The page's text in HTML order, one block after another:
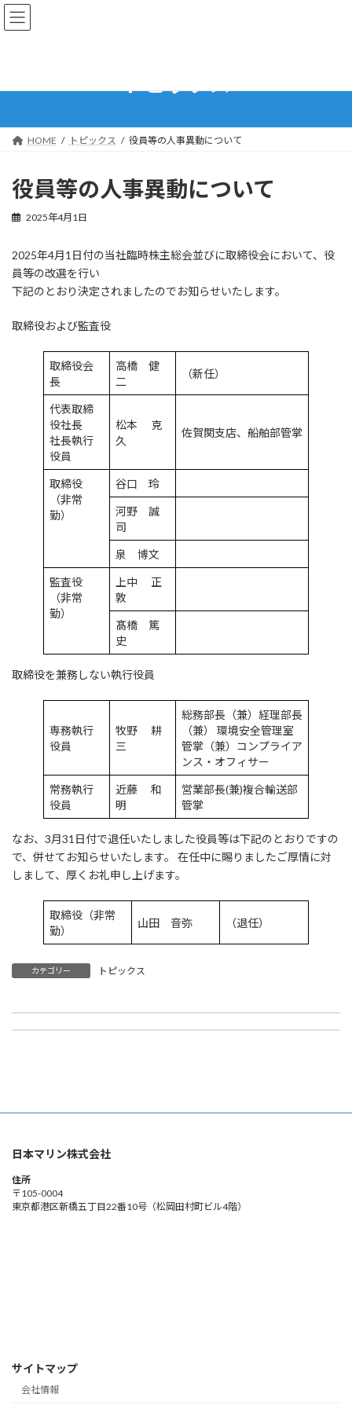
コ
ン
ナ
ビ
HOME トピックス 役員等の人事異動について
役員等の人事異動について
2025年4月1日
2025年4月1日付の当社臨時株主総会並びに取締役会において、役
員等の改選を行い
下記のとおり決定されましたのでお知らせいたします。
取締役および監査役
取締役会
長
高橋 健
二
（新任）
代表取締
役社長
社長執行
役員
松本 克
久
佐賀関支店、船舶部管掌
取締役
（非常
勤）
谷口 玲
河野 誠
司
泉 博文
監査役
（非常
勤）
上中 正
敦
髙橋 篤
史
取締役を兼務しない執行役員
専務執行
役員
牧野 耕
三
総務部長（兼）経理部長
（兼） 環境安全管理室
管掌（兼）コンプライア
ンス・オフィサー
常務執行
役員
近藤 和
明
営業部長(兼)複合輸送部
管掌
なお、3月31日付で退任いたしました役員等は下記のとおりですの
で、併せてお知らせいたします。 在任中に賜りましたご厚情に対
しまして、厚くお礼申し上げます。
取締役（非常
勤）
山田 音弥 （退任）
カテゴリー トピックス
役員等の人事異動について
日本マリン株式会社
住所
〒105-0004
東京都港区新橋五丁目22番10号（松岡田村町ビル4階）
サイトマップ
会社情報